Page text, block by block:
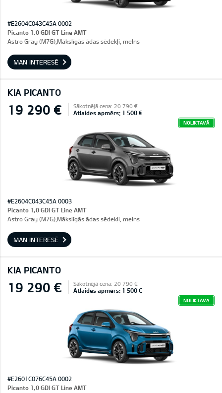
#E2604C043C45A 0002
Picanto 1,0 GDI GT Line AMT
Astro Gray (M7G),Mākslīgās ādas sēdekļi, melns
MAN INTERESĒ
KIA PICANTO
19 290 € Sākotnējā cena: 20 790 €
Atlaides apmērs: 1 500 €
NOLIKTAVĀ
#E2604C043C45A 0003
Picanto 1,0 GDI GT Line AMT
Astro Gray (M7G),Mākslīgās ādas sēdekļi, melns
MAN INTERESĒ
KIA PICANTO
19 290 € Sākotnējā cena: 20 790 €
Atlaides apmērs: 1 500 €
NOLIKTAVĀ
#E2601C076C45A 0002
Picanto 1,0 GDI GT Line AMT